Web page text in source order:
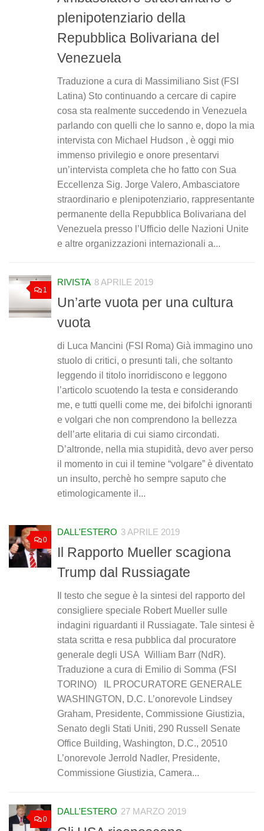
plenipotenziario della
Repubblica Bolivariana del
Venezuela
Traduzione a cura di Massimiliano Sist (FSI
Latina) Sto continuando a cercare di capire
cosa sta realmente succedendo in Venezuela
parlando con quelli che lo sanno e, dopo la mia
intervista con Michael Hudson , è oggi mio
immenso privilegio e onore presentarvi
un’intervista completa che ho fatto con Sua
Eccellenza Sig. Jorge Valero, Ambasciatore
straordinario e plenipotenziario, rappresentante
permanente della Repubblica Bolivariana del
Venezuela presso l’Ufficio delle Nazioni Unite
e altre organizzazioni internazionali a...
1
RIVISTA 8 APRILE 2019
Un’arte vuota per una cultura
vuota
di Luca Mancini (FSI Roma) Già immagino uno
stuolo di critici, o presunti tali, che soltanto
leggendo il titolo inorridiscono e leggono
l’articolo scuotendo la testa e considerando
me, e tutti quelli come me, dei bifolchi ignoranti
e volgari che non comprendono la bellezza
dell’arte elitaria di cui siamo circondati.
D’altronde, nella mia stupidità, devo aver perso
il momento in cui il temine “volgare” è diventato
un insulto, perchè ho sempre saputo che
etimologicamente il...
0
DALL'ESTERO 3 APRILE 2019
Il Rapporto Mueller scagiona
Trump dal Russiagate
Il testo che segue è la sintesi del rapporto del
consigliere speciale Robert Mueller sulle
indagini riguardanti il Russiagate. Tale sintesi è
stata scritta e resa pubblica dal procuratore
generale degli USA William Barr (NdR).
Traduzione a cura di Emilio di Somma (FSI
TORINO) IL PROCURATORE GENERALE
WASHINGTON, D.C. L’onorevole Lindsey
Graham, Presidente, Commissione Giustizia,
Senato degli Stati Uniti, 290 Russell Senate
Office Building, Washington, D.C., 20510
L’onorevole Jerrold Nadler, Presidente,
Commissione Giustizia, Camera...
0
DALL'ESTERO 27 MARZO 2019